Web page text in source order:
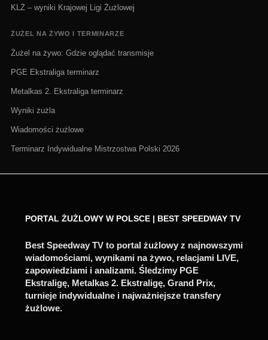
KLŻ – wyniki Krajowej Ligi Żużlowej
ŻUŻEL NA ŻYWO I TERMINARZE
Żużel na żywo: Gdzie oglądać transmisje
PGE Ekstraliga terminarz
Metalkas 2. Ekstraliga terminarz
Wyniki żużla
Wiadomości żużlowe
Terminarz Indywidualne Mistrzostwa Polski 2026
PORTAL ŻUŻLOWY W POLSCE | BEST SPEEDWAY TV
Best Speedway TV to portal żużlowy z najnowszymi
wiadomościami, wynikami na żywo, relacjami LIVE,
zapowiedziami i analizami. Śledzimy PGE
Ekstraligę, Metalkas 2. Ekstraligę, Grand Prix,
turnieje indywidualne i najważniejsze transfery
żużlowe.